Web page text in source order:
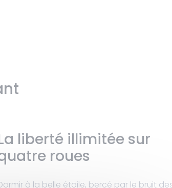
liberté illimitée sur
roues
à la belle étoile, bercé par le bruit